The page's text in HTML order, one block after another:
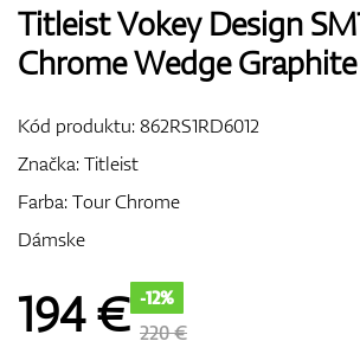
Vozíky
Titleist Vokey Design
Chrome Wedge
Kód produktu:862RS1RD6012
Značka:Titleist
Farba: Tour Chrome
Dámske
194€ -12%
220 €